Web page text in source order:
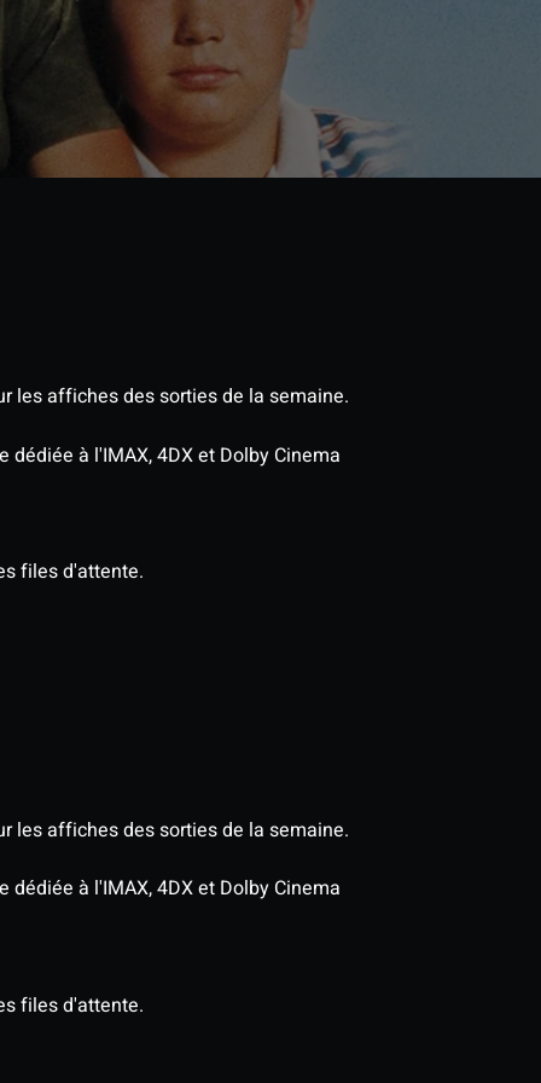
les affiches des sorties de la semaine.
à l'IMAX, 4DX et Dolby Cinema
files d'attente.
les affiches des sorties de la semaine.
à l'IMAX, 4DX et Dolby Cinema
files d'attente.